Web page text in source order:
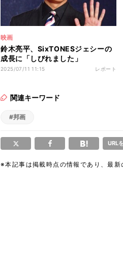
映画
鈴木亮平、SixTONESジェシーの
成長に「しびれました」
2025/07/11 11:15 レポート
関連キーワード
#邦画
URL
※本記事は掲載時点の情報であり、最新